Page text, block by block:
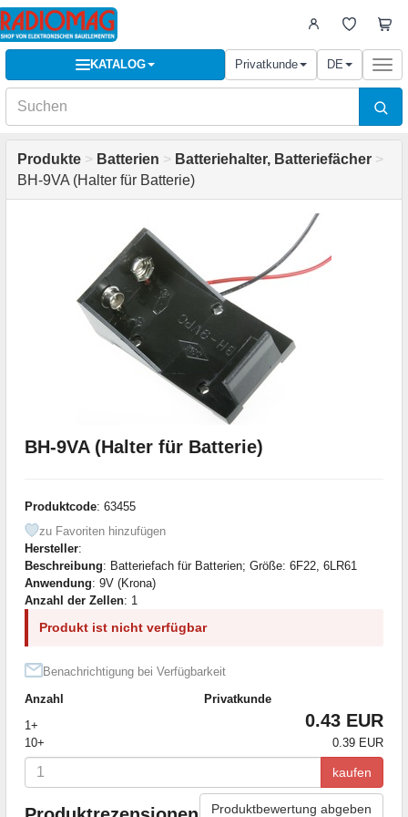
KATALOG Privatkunde DE
Produkte > Batterien > Batteriehalter, Batteriefächer >
BH-9VA (Halter für Batterie)
BH-9VA (Halter für Batterie)
Produktcode: 63455
zu Favoriten hinzufügen
Hersteller:
Beschreibung: Batteriefach für Batterien; Größe: 6F22, 6LR61
Anwendung: 9V (Krona)
Anzahl der Zellen: 1
Produkt ist nicht verfügbar
Benachrichtigung bei Verfügbarkeit
Anzahl
Privatkunde
1+
0.43 EUR
10+ 0.39 EUR
kaufen
Produktbewertung abgeben